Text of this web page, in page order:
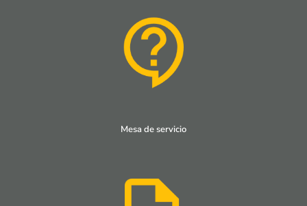
Mesa de servicio